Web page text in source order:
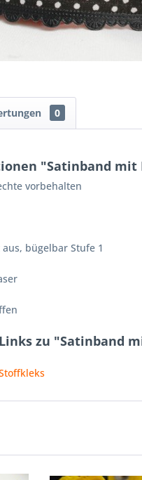
0
"Satinband
vorbehalten
bügelbar Stufe 1
zu "Satinband